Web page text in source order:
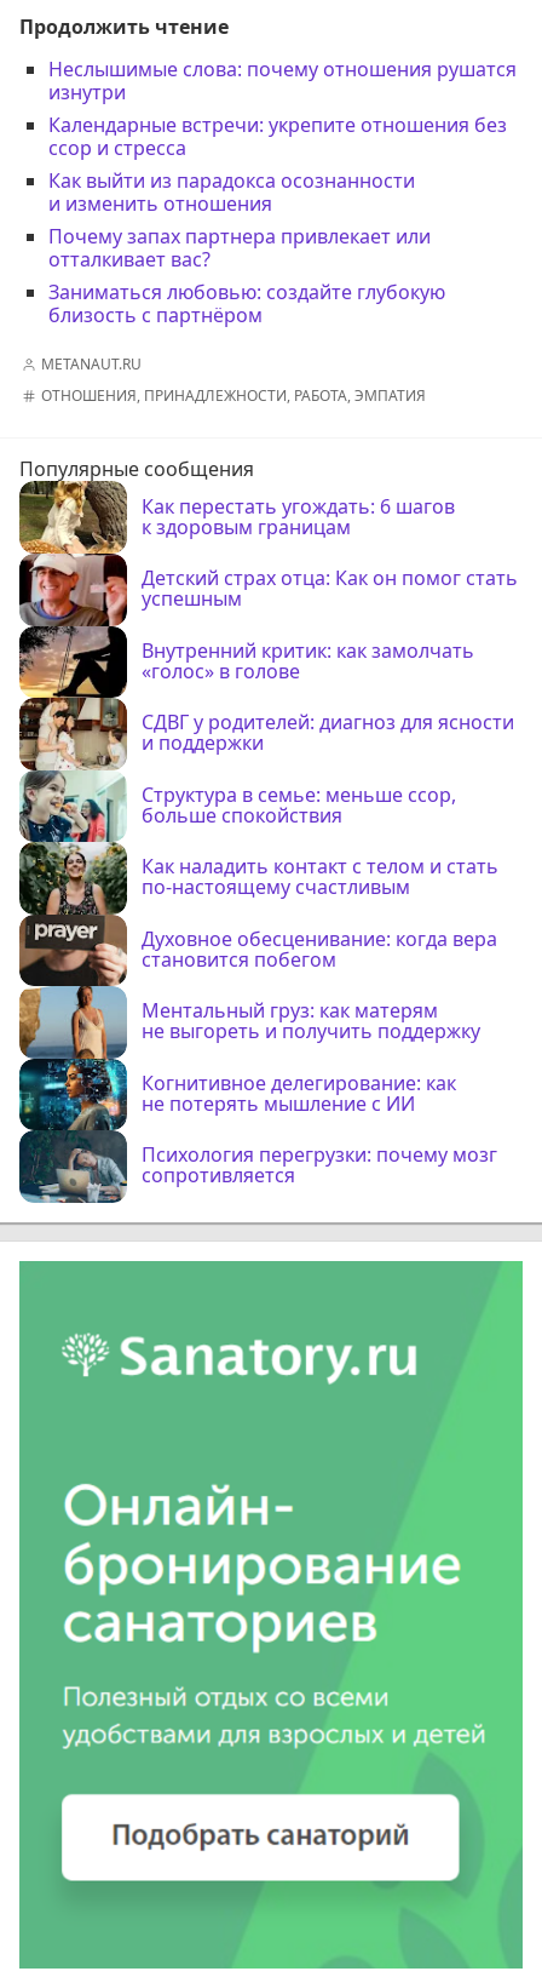
Продолжить чтение
Неслышимые слова: почему отношения рушатся
изнутри
Календарные встречи: укрепите отношения без
ссор и стресса
Как выйти из парадокса осознанности
и изменить отношения
Почему запах партнера привлекает или
отталкивает вас?
Заниматься любовью: создайте глубокую
близость с партнёром
METANAUT.RU
ОТНОШЕНИЯ, ПРИНАДЛЕЖНОСТИ, РАБОТА,ЭМПАТИЯ
Популярные сообщения
Как перестать угождать: 6 шагов
к здоровым границам
Детский страх отца: Как он помог стать
успешным
Внутренний критик: как замолчать
«голос» в голове
СДВГ у родителей: диагноз для ясности
и поддержки
Структура в семье: меньше ссор,
больше спокойствия
Как наладить контакт с телом и стать
по-настоящему счастливым
Духовное обесценивание: когда вера
становится побегом
Ментальный груз: как матерям
не выгореть и получить поддержку
Когнитивное делегирование: как
не потерять мышление с ИИ
Психология перегрузки: почему мозг
сопротивляется